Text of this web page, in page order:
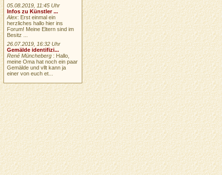
05.08.2019, 11:45 Uhr
Infos zu Künstler ...
Alex: Erst einmal ein
herzliches hallo hier ins
Forum! Meine Eltern sind im
Besitz ...
26.07.2019, 16:32 Uhr
Gemälde identifizi...
René Müncheberg : Hallo,
meine Oma hat noch ein paar
Gemälde und vllt kann ja
einer von euch et...